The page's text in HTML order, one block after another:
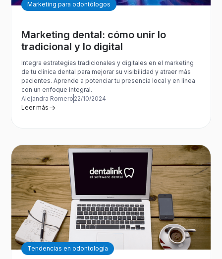
Marketing para odontólogos
Marketing dental: cómo unir lo
tradicional y lo digital
Integra estrategias tradicionales y digitales en el marketing
de tu clínica dental para mejorar su visibilidad y atraer más
pacientes. Aprende a potenciar tu presencia local y en línea
con un enfoque integral.
Alejandra Romero 22/10/2024
Leer más
Tendencias en odontología